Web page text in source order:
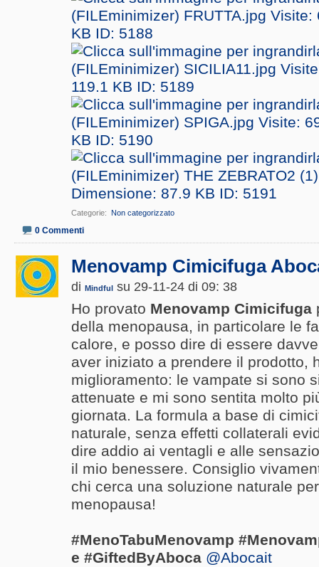
Categorie Non categorizzato
0 Commenti
Menovamp Cimicifuga
di Mindful su 29-11-24 di 09: 38
Ho provato Menovamp Cimicifuga
della menopausa, in particolare le
calore, e posso dire di essere
aver iniziato a prendere il prodotto,
miglioramento: le vampate si sono
attenuate e mi sono sentita molto
giornata. La formula a base di
naturale, senza effetti collaterali
dire addio ai ventagli e alle
il mio benessere. Consiglio
chi cerca una soluzione naturale
menopausa!
#MenoTabuMenovamp
e #GiftedByAboca @Abocait